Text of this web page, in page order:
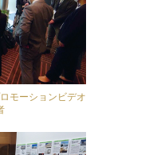
モーションビデオ